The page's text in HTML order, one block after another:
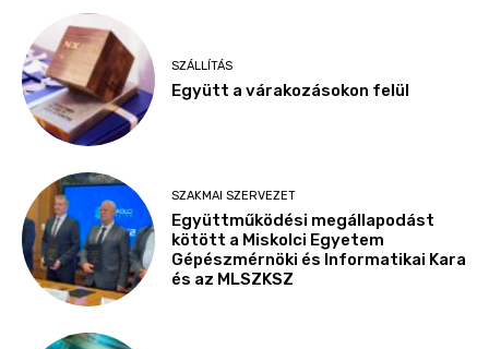
SZÁLLÍTÁS
Együtt a várakozásokon felül
SZAKMAI SZERVEZET
Együttműködési megállapodást
kötött a Miskolci Egyetem
Gépészmérnöki és Informatikai Kara
és az MLSZKSZ